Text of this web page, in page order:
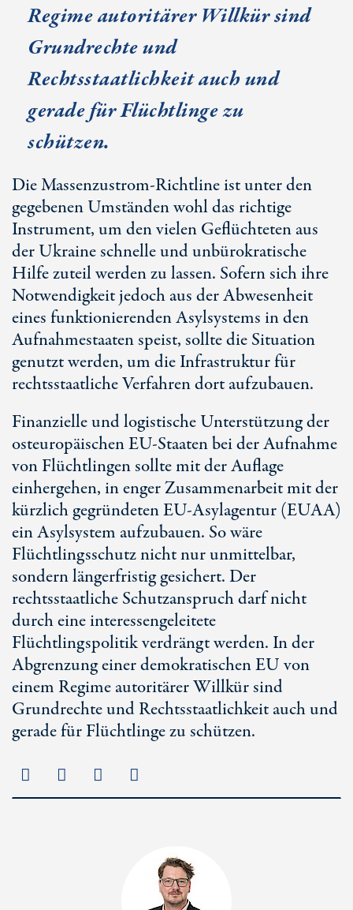
Regime autoritärer Willkür sind
Grundrechte und
Rechtsstaatlichkeit auch und
gerade für Flüchtlinge zu
schützen.
Die Massenzustrom-Richtline ist unter den
gegebenen Umständen wohl das richtige
Instrument, um den vielen Geflüchteten aus
der Ukraine schnelle und unbürokratische
Hilfe zuteil werden zu lassen. Sofern sich ihre
Notwendigkeit jedoch aus der Abwesenheit
eines funktionierenden Asylsystems in den
Aufnahmestaaten speist, sollte die Situation
genutzt werden, um die Infrastruktur für
rechtsstaatliche Verfahren dort aufzubauen.
Finanzielle und logistische Unterstützung der
osteuropäischen EU-Staaten bei der Aufnahme
von Flüchtlingen sollte mit der Auflage
einhergehen, in enger Zusammenarbeit mit der
kürzlich gegründeten EU-Asylagentur (EUAA)
ein Asylsystem aufzubauen. So wäre
Flüchtlingsschutz nicht nur unmittelbar,
sondern längerfristig gesichert. Der
rechtsstaatliche Schutzanspruch darf nicht
durch eine interessengeleitete
Flüchtlingspolitik verdrängt werden. In der
Abgrenzung einer demokratischen EU von
einem Regime autoritärer Willkür sind
Grundrechte und Rechtsstaatlichkeit auch und
gerade für Flüchtlinge zu schützen.